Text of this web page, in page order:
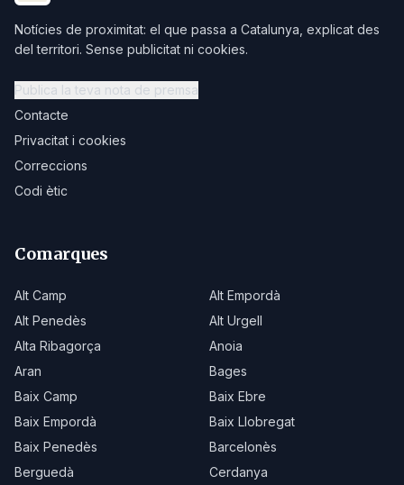
Notícies de proximitat: el que passa a Catalunya, explicat des
del territori. Sense publicitat ni cookies.
Publica la teva nota de premsa
Contacte
Privacitat i cookies
Correccions
Codi ètic
Comarques
Alt Camp
Alt Empordà
Alt Penedès
Alt Urgell
Alta Ribagorça
Anoia
Aran
Bages
Baix Camp
Baix Ebre
Baix Empordà
Baix Llobregat
Baix Penedès
Barcelonès
Berguedà
Cerdanya